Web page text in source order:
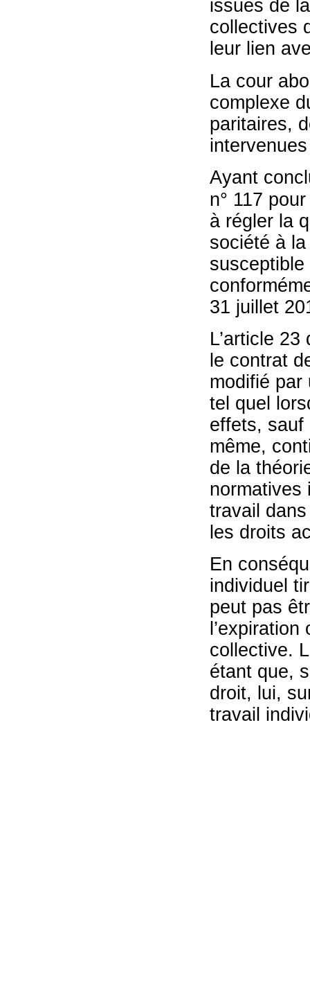
issues de
collectives
leur lien
La cour
complexe
paritaires,
Ayant
n° 117
à régler la
société à
susceptible
31 juillet
L’article
le contrat
modifié par
tel quel
effets, sauf
même,
de la
normatives
travail
les droits
En
individuel
peut pas
collective.
étant que,
droit, lui,
travail